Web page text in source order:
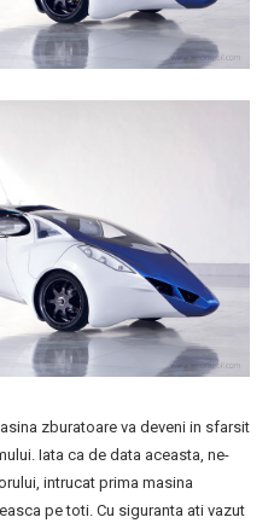
zburatoare va deveni in sfarsit
Iata ca de data aceasta, ne-
intrucat prima masina
pe toti. Cu siguranta ati vazut